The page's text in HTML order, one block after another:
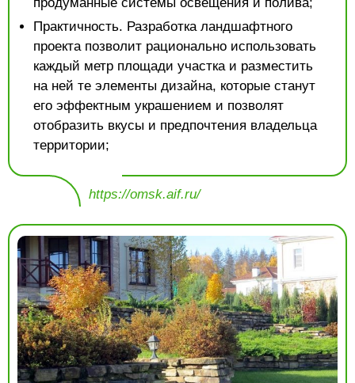
Практичность. Разработка ландшафтного
проекта позволит рационально использовать
каждый метр площади участка и разместить
на ней те элементы дизайна, которые станут
его эффектным украшением и позволят
отобразить вкусы и предпочтения владельца
территории;
https://omsk.aif.ru/